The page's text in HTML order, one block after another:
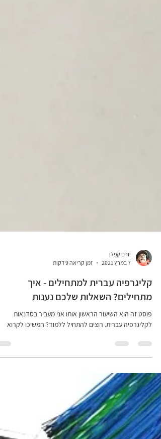
7 במרץ 2021
זמן קריאה 9 דקות
קליגרפיה עברית למתחילים - איך
מתחילים? השאלות שלכם נענות
לקליגרפיה עברית. רוצים להתחיל ללמוד? המשיכו לקרוא